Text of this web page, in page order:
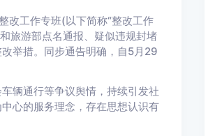
工作专班(以下简称“整改工作
旅游部点名通报、疑似违规封堵
举措。同步通告明确，自5月29
辆通行等争议舆情，持续引发社
心的服务理念，存在思想认识有